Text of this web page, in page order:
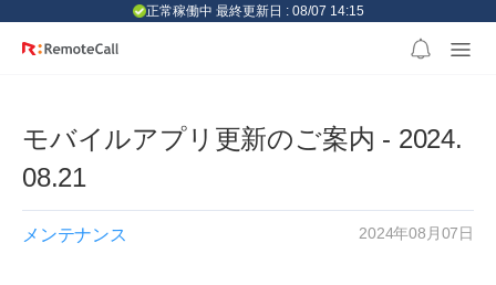
正常稼働中 最終更新日 : 08/07 14:15
モバイルアプリ更新のご案内 - 2024.
08.21
メンテナンス 2024年08月07日